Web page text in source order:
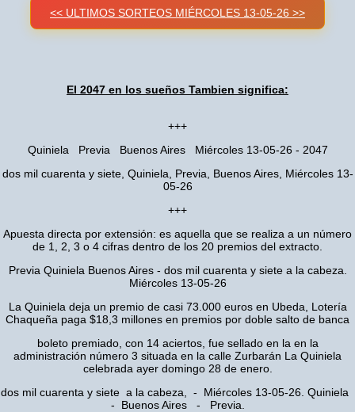
<< ULTIMOS SORTEOS MIÉRCOLES 13-05-26 >>
El 2047 en los sueños Tambien significa:
+++
Quiniela Previa Buenos Aires Miércoles 13-05-26 - 2047
dos mil cuarenta y siete, Quiniela, Previa, Buenos Aires, Miércoles 13-
05-26
+++
Apuesta directa por extensión: es aquella que se realiza a un número
de 1, 2, 3 o 4 cifras dentro de los 20 premios del extracto.
Previa Quiniela Buenos Aires - dos mil cuarenta y siete a la cabeza.
Miércoles 13-05-26
La Quiniela deja un premio de casi 73.000 euros en Ubeda, Lotería
Chaqueña paga $18,3 millones en premios por doble salto de banca
boleto premiado, con 14 aciertos, fue sellado en la en la
administración número 3 situada en la calle Zurbarán La Quiniela
celebrada ayer domingo 28 de enero.
dos mil cuarenta y siete a la cabeza, - Miércoles 13-05-26. Quiniela
- Buenos Aires - Previa.